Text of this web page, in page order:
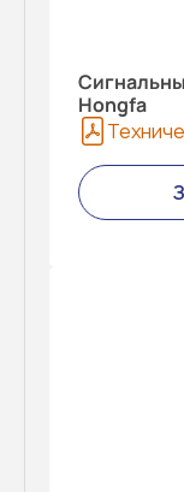
Hongfa